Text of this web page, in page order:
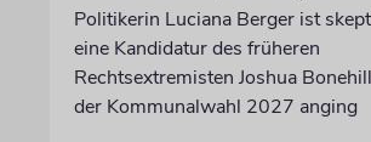
Politikerin Luciana Berger ist
eine Kandidatur des früheren
Rechtsextremisten Joshua
der Kommunalwahl 2027 anging